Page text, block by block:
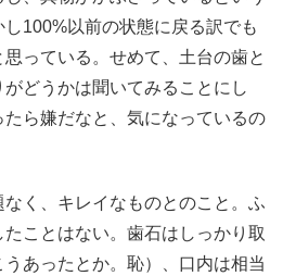
100%以前の状態に戻る訳でも
っている。せめて、土台の歯と
どうかは聞いてみることにし
ら嫌だなと、気になっているの
く、キレイなものとのこと。ふ
ことはない。歯石はしっかり取
あったとか。恥）、口内は相当